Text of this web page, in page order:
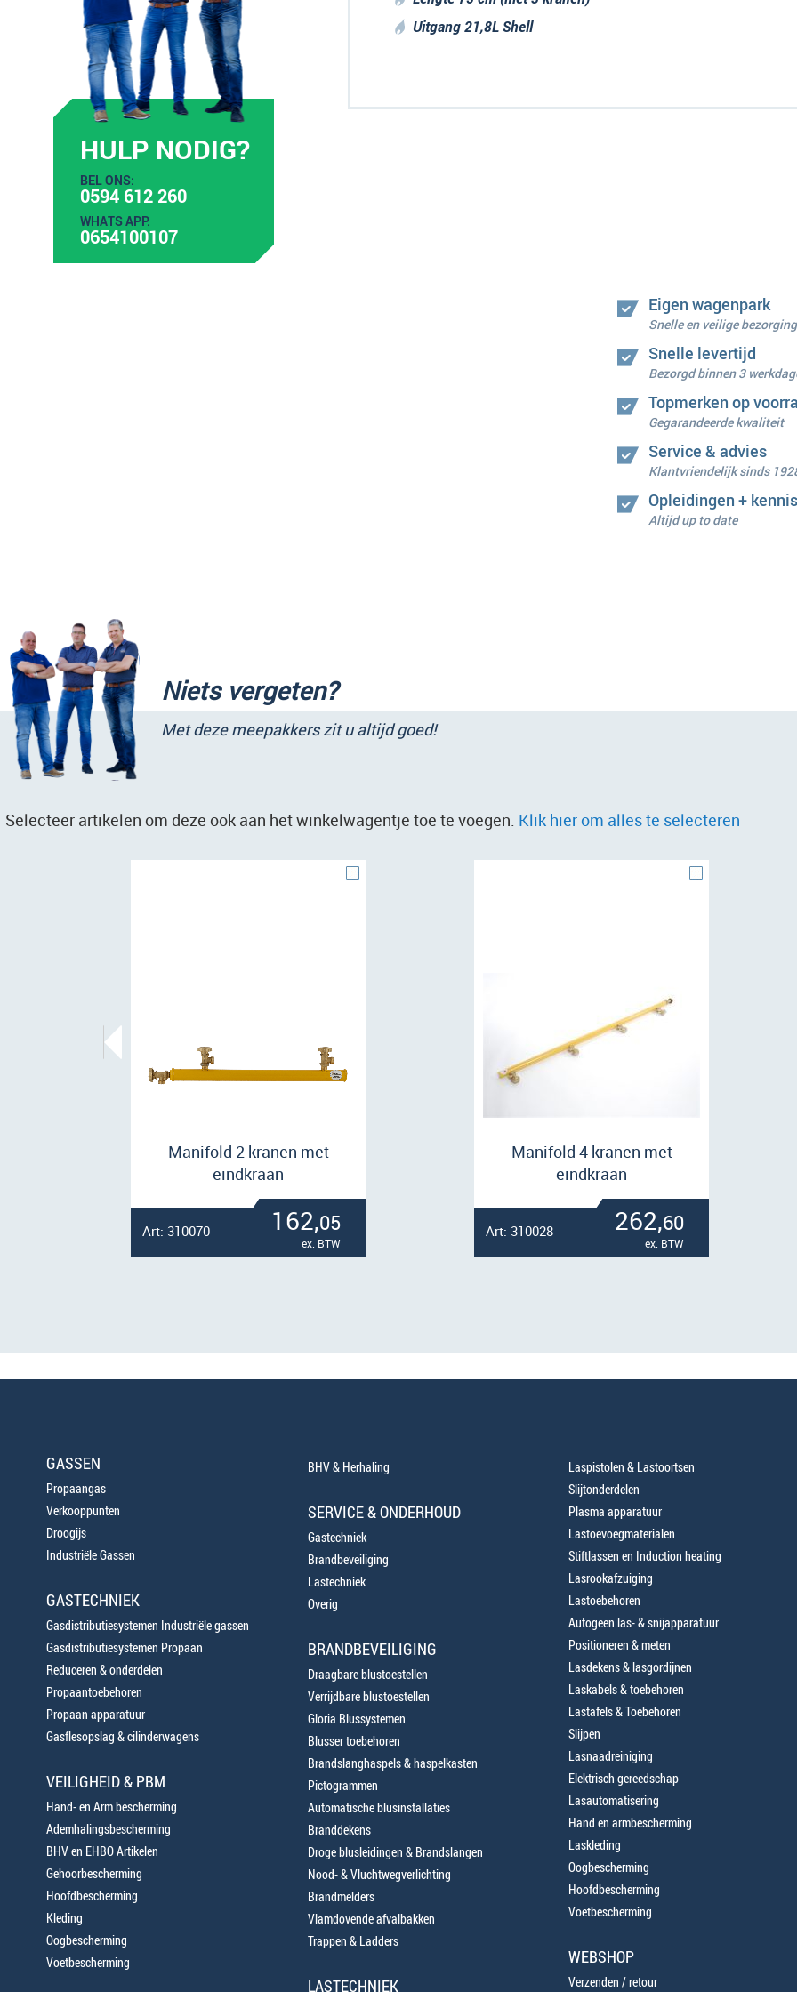
HULP NODIG?
BEL ONS:
0594 612 260
WHATS APP:
0654100107
Uitgang 21,8L Shell
Eigen wagenpark
Snelle en veilige bezorging
Snelle levertijd
Bezorgd binnen 3
Topmerken op
Gegarandeerde kwaliteit
Service & advies
Klantvriendelijk sinds
Opleidingen + kennis
Altijd up to date
Niets vergeten?
Met deze meepakkers zit u altijd goed!
Selecteer artikelen om deze ook aan het winkelwagentje toe te voegen. Klik hier om alles te selecteren
Manifold 2 kranen met
eindkraan
162,05
ex. BTW
Art: 310070
Manifold 4 kranen met
eindkraan
262,60
ex. BTW
Art: 310028
GASSEN
Propaangas
Verkooppunten
Droogijs
Industriële Gassen
GASTECHNIEK
Gasdistributiesystemen Industriële gassen
Gasdistributiesystemen Propaan
Reduceren & onderdelen
Propaantoebehoren
Propaan apparatuur
Gasflesopslag & cilinderwagens
VEILIGHEID & PBM
Hand- en Arm bescherming
Ademhalingsbescherming
BHV en EHBO Artikelen
Gehoorbescherming
Hoofdbescherming
Kleding
Oogbescherming
Voetbescherming
BHV & Herhaling
SERVICE & ONDERHOUD
Gastechniek
Brandbeveiliging
Lastechniek
Overig
BRANDBEVEILIGING
Draagbare blustoestellen
Verrijdbare blustoestellen
Gloria Blussystemen
Blusser toebehoren
Brandslanghaspels & haspelkasten
Pictogrammen
Automatische blusinstallaties
Branddekens
Droge blusleidingen & Brandslangen
Nood- & Vluchtwegverlichting
Brandmelders
Vlamdovende afvalbakken
Trappen & Ladders
LASTECHNIEK
Laspistolen & Lastoortsen
Slijtonderdelen
Plasma apparatuur
Lastoevoegmaterialen
Stiftlassen en Induction heating
Lasrookafzuiging
Lastoebehoren
Autogeen las- & snijapparatuur
Positioneren & meten
Lasdekens & lasgordijnen
Laskabels & toebehoren
Lastafels & Toebehoren
Slijpen
Lasnaadreiniging
Elektrisch gereedschap
Lasautomatisering
Hand en armbescherming
Laskleding
Oogbescherming
Hoofdbescherming
Voetbescherming
WEBSHOP
Verzenden / retour